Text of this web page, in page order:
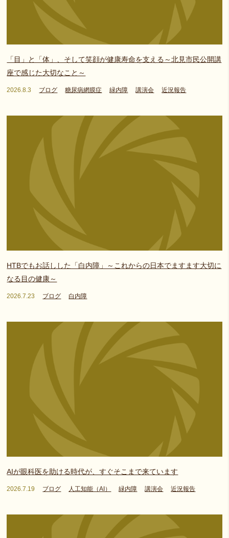
「目」と「体」、そして笑顔が健康寿命を支える～北見市民公開講
座で感じた大切なこと～
2026.8.3 ブログ 糖尿病網膜症 緑内障 講演会 近況報告
HTBでもお話しした「白内障」～これからの日本でますます大切に
なる目の健康～
2026.7.23 ブログ 白内障
AIが眼科医を助ける時代が、すぐそこまで来ています
2026.7.19 ブログ 人工知能（AI） 緑内障 講演会 近況報告